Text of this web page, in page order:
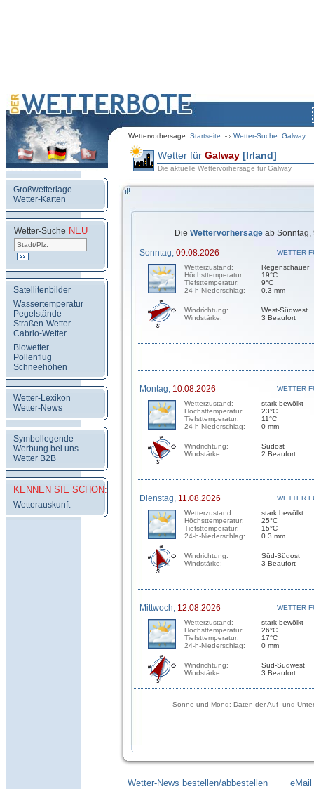
Wettervorhersage: Startseite Wetter-Suche: Galway
Großwetterlage
Wetter-Karten
Wetter-Suche NEU
Satellitenbilder
Wassertemperatur
Pegelstände
Straßen-Wetter
Cabrio-Wetter
Biowetter
Pollenflug
Schneehöhen
Wetter-Lexikon
Wetter-News
Symbollegende
Werbung bei uns
Wetter B2B
KENNEN SIE SCHON:
Wetterauskunft
Wetter für Galway [Irland]
Die aktuelle Wettervorhersage für Galway
Die Wettervorhersage ab Sonntag,
Sonntag, 09.08.2026
WETTER
Wetterzustand:
Höchsttemperatur:
Tiefsttemperatur:
24-h-Niederschlag:
Regenschauer
19°C
9°C
0.3 mm
Windrichtung:
Windstärke:
West-Südwest
3 Beaufort
Montag, 10.08.2026
WETTER
Wetterzustand:
Höchsttemperatur:
Tiefsttemperatur:
24-h-Niederschlag:
stark bewölkt
23°C
11°C
0 mm
Windrichtung:
Windstärke:
Südost
2 Beaufort
Dienstag, 11.08.2026
WETTER
Wetterzustand:
Höchsttemperatur:
Tiefsttemperatur:
24-h-Niederschlag:
stark bewölkt
25°C
15°C
0.3 mm
Windrichtung:
Windstärke:
Süd-Südost
3 Beaufort
Mittwoch, 12.08.2026
WETTER
Wetterzustand:
Höchsttemperatur:
Tiefsttemperatur:
24-h-Niederschlag:
stark bewölkt
26°C
17°C
0 mm
Windrichtung:
Windstärke:
Süd-Südwest
3 Beaufort
Sonne und Mond: Daten der Auf- und
Wetter-News bestellen/abbestellen eMail